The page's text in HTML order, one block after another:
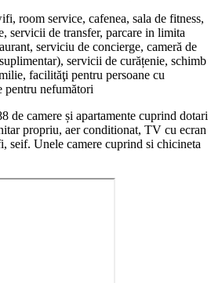
room service, cafenea, sala de fitness,
servicii de transfer, parcare in limita
serviciu de concierge, cameră de
servicii de curățenie, schimb
facilităţi pentru persoane cu
pentru nefumători
de camere și apartamente cuprind dotari
propriu, aer conditionat, TV cu ecran
seif. Unele camere cuprind si chicineta